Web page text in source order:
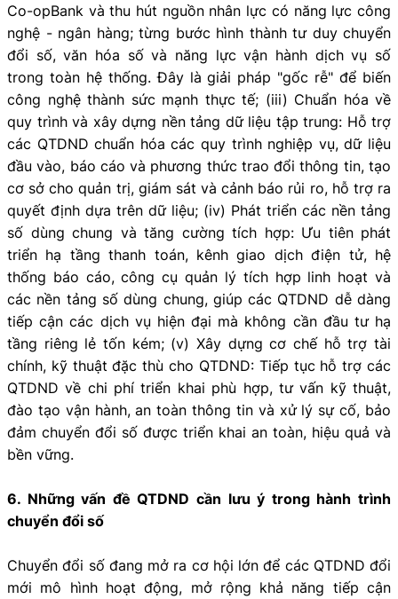
Co-opBank và thu hút nguồn nhân lực có năng lực công
nghệ - ngân hàng; từng bước hình thành tư duy chuyển
đổi số, văn hóa số và năng lực vận hành dịch vụ số
trong toàn hệ thống. Đây là giải pháp "gốc rễ" để biến
công nghệ thành sức mạnh thực tế; (iii) Chuẩn hóa về
quy trình và xây dựng nền tảng dữ liệu tập trung: Hỗ trợ
các QTDND chuẩn hóa các quy trình nghiệp vụ, dữ liệu
đầu vào, báo cáo và phương thức trao đổi thông tin, tạo
cơ sở cho quản trị, giám sát và cảnh báo rủi ro, hỗ trợ ra
quyết định dựa trên dữ liệu; (iv) Phát triển các nền tảng
số dùng chung và tăng cường tích hợp: Ưu tiên phát
triển hạ tầng thanh toán, kênh giao dịch điện tử, hệ
thống báo cáo, công cụ quản lý tích hợp linh hoạt và
các nền tảng số dùng chung, giúp các QTDND dễ dàng
tiếp cận các dịch vụ hiện đại mà không cần đầu tư hạ
tầng riêng lẻ tốn kém; (v) Xây dựng cơ chế hỗ trợ tài
chính, kỹ thuật đặc thù cho QTDND: Tiếp tục hỗ trợ các
QTDND về chi phí triển khai phù hợp, tư vấn kỹ thuật,
đào tạo vận hành, an toàn thông tin và xử lý sự cố, bảo
đảm chuyển đổi số được triển khai an toàn, hiệu quả và
bền vững.
6. Những vấn đề QTDND cần lưu ý trong hành trình
chuyển đổi số
Chuyển đổi số đang mở ra cơ hội lớn để các QTDND đổi
mới mô hình hoạt động, mở rộng khả năng tiếp cận